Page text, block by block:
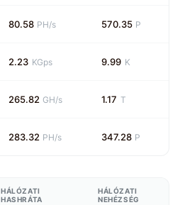
80.58 PH/s 570.35 P
2.23 KGps 9.99 K
265.82 GH/s 1.17 T
283.32 PH/s 347.28 P
HÁLÓZATI
HASHRÁTA
HÁLÓZATI
NEHÉZSÉG